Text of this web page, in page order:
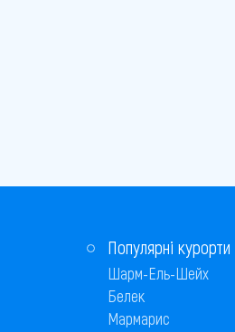
Популярні курорти
Шарм-Ель-Шейх
Белек
Мармарис